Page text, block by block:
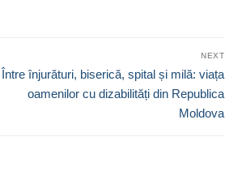
NEXT
Next
Între înjurături, biserică, spital și milă: viața
oamenilor cu dizabilități din Republica
Moldova